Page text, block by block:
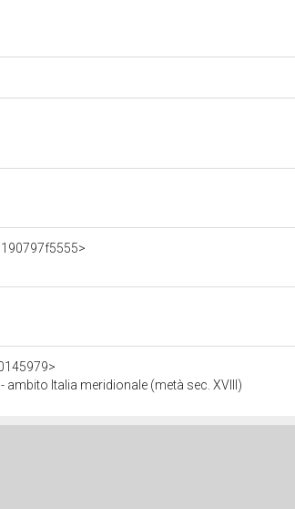
Italia meridionale (metà sec. XVIII)